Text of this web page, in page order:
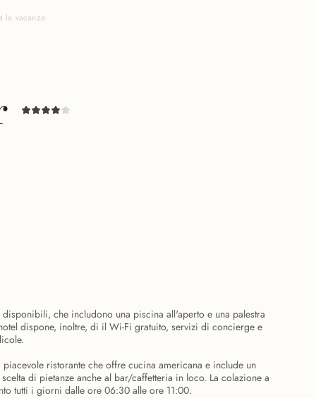
la vacanza
che includono una piscina all'aperto e una palestra
dispone, inoltre, di il Wi-Fi gratuito, servizi di concierge e
ristorante che offre cucina americana e include un
di pietanze anche al bar/caffetteria in loco. La colazione a
tutti i giorni dalle ore 06:30 alle ore 11:00.